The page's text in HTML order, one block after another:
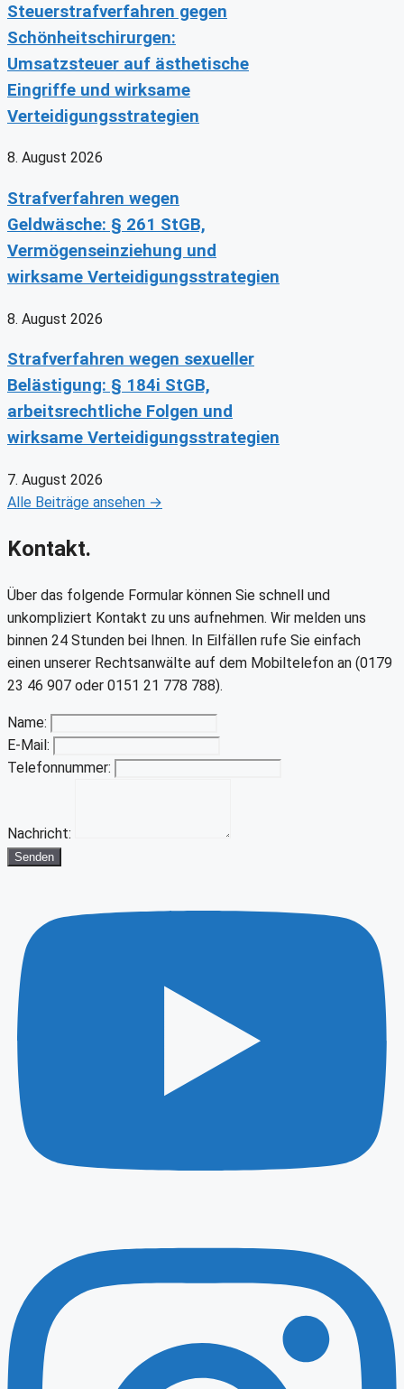
Steuerstrafverfahren gegen
Schönheitschirurgen:
Umsatzsteuer auf ästhetische
Eingriffe und wirksame
Verteidigungsstrategien
8. August 2026
Strafverfahren wegen
Geldwäsche: § 261 StGB,
Vermögenseinziehung und
wirksame Verteidigungsstrategien
8. August 2026
Strafverfahren wegen sexueller
Belästigung: § 184i StGB,
arbeitsrechtliche Folgen und
wirksame Verteidigungsstrategien
7. August 2026
Alle Beiträge ansehen →
Kontakt.
Über das folgende Formular können Sie schnell und
unkompliziert Kontakt zu uns aufnehmen. Wir melden uns
binnen 24 Stunden bei Ihnen. In Eilfällen rufe Sie einfach
einen unserer Rechtsanwälte auf dem Mobiltelefon an (0179
23 46 907 oder 0151 21 778 788).
Name:
E-Mail:
Telefonnummer:
Nachricht:
Senden